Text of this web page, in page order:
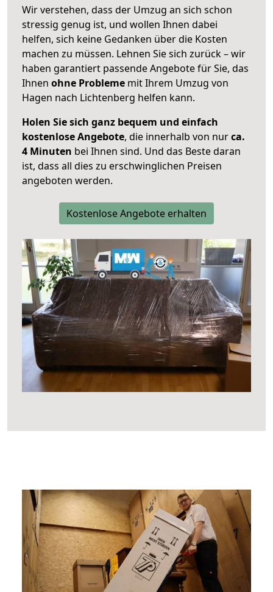
Wir verstehen, dass der Umzug an sich schon
stressig genug ist, und wollen Ihnen dabei
helfen, sich keine Gedanken über die Kosten
machen zu müssen. Lehnen Sie sich zurück – wir
haben garantiert passende Angebote für Sie, das
Ihnen ohne Probleme mit Ihrem Umzug von
Hagen nach Lichtenberg helfen kann.
Holen Sie sich ganz bequem und einfach
kostenlose Angebote, die innerhalb von nurca.
4 Minuten bei Ihnen sind. Und das Beste daran
ist, dass all dies zu erschwinglichen Preisen
angeboten werden.
Kostenlose Angebote erhalten